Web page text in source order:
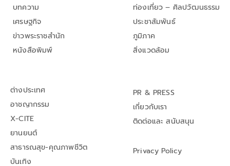
บทความ
เศรษฐกิจ
ข่าวพระราชสำนัก
หนังสือพิมพ์
ท่องเที่ยว – ศิลปวัฒนธรรม
ประชาสัมพันธ์
ภูมิภาค
สิ่งแวดล้อม
ต่างประเทศ
อาชญากรรม
X-CITE
ยานยนต์
สาธารณสุข-คุณภาพชีวิต
บันเทิง
PR & PRESS
เกี่ยวกับเรา
ติดต่อและ สนับสนุน
Privacy Policy